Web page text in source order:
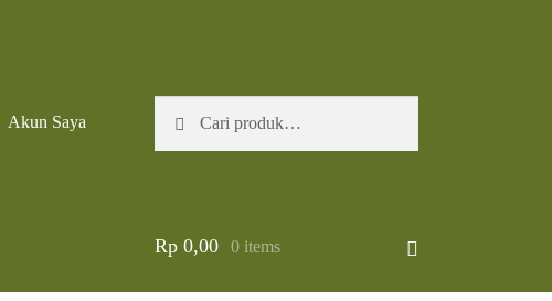
Akun Saya
untuk:
Rp0,00 0 items